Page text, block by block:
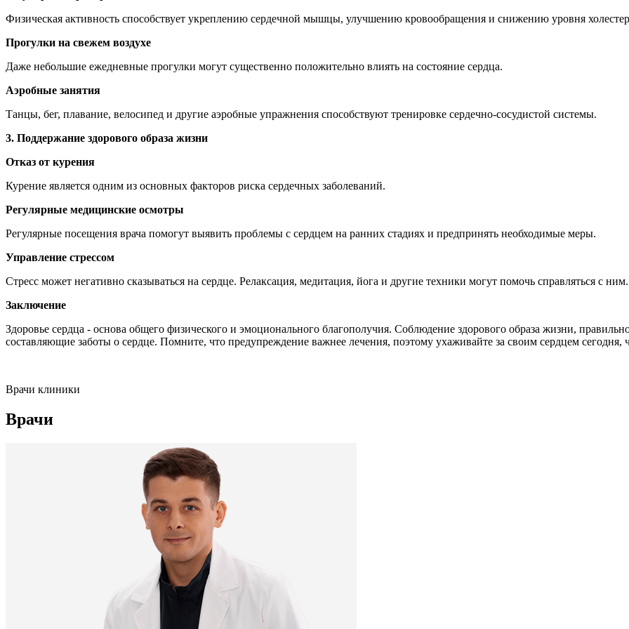
Физическая активность способствует укреплению сердечной мышцы, улучшению кровообращения и снижению уровня
Прогулки на свежем воздухе
Даже небольшие ежедневные прогулки могут существенно положительно влиять на состояние сердца.
Аэробные занятия
Танцы, бег, плавание, велосипед и другие аэробные упражнения способствуют тренировке сердечно-сосудистой системы.
3. Поддержание здорового образа жизни
Отказ от курения
Курение является одним из основных факторов риска сердечных заболеваний.
Регулярные медицинские осмотры
Регулярные посещения врача помогут выявить проблемы с сердцем на ранних стадиях и предпринять необходимые меры.
Управление стрессом
Стресс может негативно сказываться на сердце. Релаксация, медитация, йога и другие техники могут помочь справляться с ним.
Заключение
Здоровье сердца - основа общего физического и эмоционального благополучия. Соблюдение здорового образа жизни,
составляющие заботы о сердце. Помните, что предупреждение важнее лечения, поэтому ухаживайте за своим сердцем
Врачи клиники
Врачи